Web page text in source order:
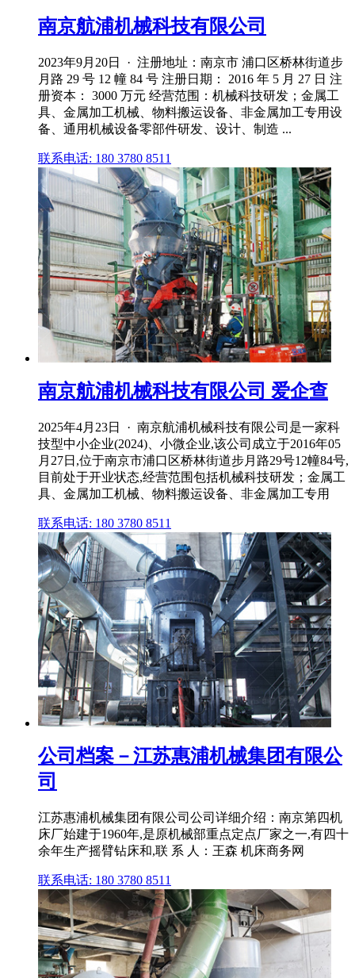
南京航浦机械科技有限公司
2023年9月20日 · 注册地址：南京市 浦口区桥林街道步
月路 29 号 12 幢 84 号 注册日期： 2016 年 5 月 27 日 注
册资本： 3000 万元 经营范围：机械科技研发；金属工
具、金属加工机械、物料搬运设备、非金属加工专用设
备、通用机械设备零部件研发、设计、制造 ...
联系电话: 180 3780 8511
南京航浦机械科技有限公司 爱企查
2025年4月23日 · 南京航浦机械科技有限公司是一家科
技型中小企业(2024)、小微企业,该公司成立于2016年05
月27日,位于南京市浦口区桥林街道步月路29号12幢84号,
目前处于开业状态,经营范围包括机械科技研发；金属工
具、金属加工机械、物料搬运设备、非金属加工专用
联系电话: 180 3780 8511
公司档案－江苏惠浦机械集团有限公
司
江苏惠浦机械集团有限公司公司详细介绍：南京第四机
床厂始建于1960年,是原机械部重点定点厂家之一,有四十
余年生产摇臂钻床和,联 系 人：王森 机床商务网
联系电话: 180 3780 8511